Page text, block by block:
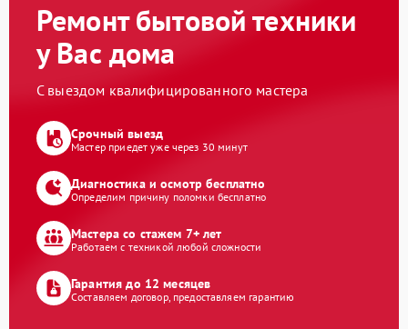
Ремонт бытовой техники
у Вас дома
С выездом квалифицированного мастера
Срочный выезд
Мастер приедет уже через 30 минут
Диагностика и осмотр бесплатно
Определим причину поломки бесплатно
Мастера со стажем 7+ лет
Работаем с техникой любой сложности
Гарантия до 12 месяцев
Составляем договор, предоставляем гарантию